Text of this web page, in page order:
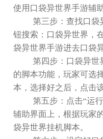
使用口袋异世界手游辅助
第三步：查找口袋
钮搜索：口袋异世界，
袋异世界手游进去口袋
第四步：口袋异世
的脚本功能，玩家可选
本，选择好之后，点击
第五步：点击“运
辅助界面上，根据玩家
袋异世界挂机脚本。